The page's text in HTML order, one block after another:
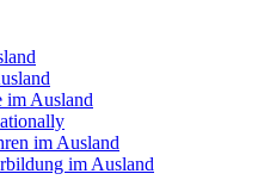
im Ausland
im Ausland
im Ausland